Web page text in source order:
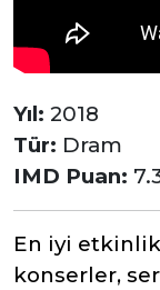
Yıl: 2018
Tür: Dram
IMD Puan:
En iyi
konserler,